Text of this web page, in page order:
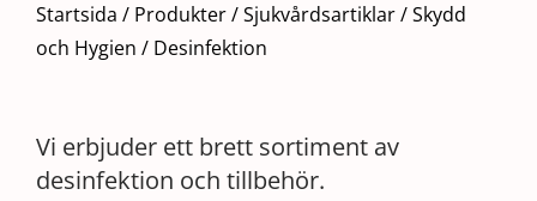
Startsida / Produkter/Sjukvårdsartiklar/Skydd
och Hygien / Desinfektion
Vi erbjuder ett brett sortiment av
desinfektion och tillbehör.